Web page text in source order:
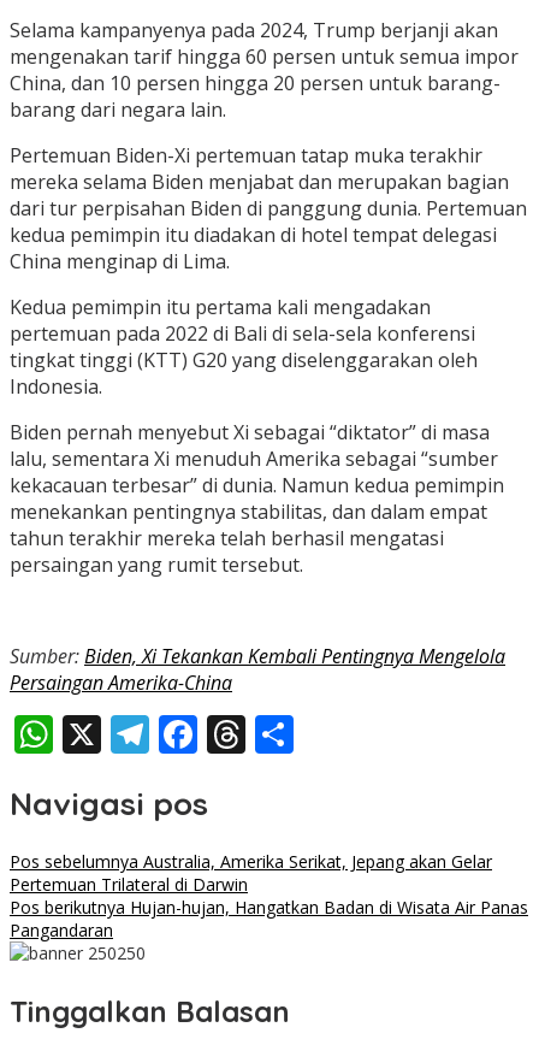
Selama kampanyenya pada 2024, Trump berjanji akan
mengenakan tarif hingga 60 persen untuk semua impor
China, dan 10 persen hingga 20 persen untuk barang-
barang dari negara lain.
Pertemuan Biden-Xi pertemuan tatap muka terakhir
mereka selama Biden menjabat dan merupakan bagian
dari tur perpisahan Biden di panggung dunia. Pertemuan
kedua pemimpin itu diadakan di hotel tempat delegasi
China menginap di Lima.
Kedua pemimpin itu pertama kali mengadakan
pertemuan pada 2022 di Bali di sela-sela konferensi
tingkat tinggi (KTT) G20 yang diselenggarakan oleh
Indonesia.
Biden pernah menyebut Xi sebagai “diktator” di masa
lalu, sementara Xi menuduh Amerika sebagai “sumber
kekacauan terbesar” di dunia. Namun kedua pemimpin
menekankan pentingnya stabilitas, dan dalam empat
tahun terakhir mereka telah berhasil mengatasi
persaingan yang rumit tersebut.
Sumber:Biden, Xi Tekankan Kembali Pentingnya Mengelola
Persaingan Amerika-China
WhatsApp
X Telegram
Facebook
Threads
Navigasi pos
Pos sebelumnya Australia, Amerika Serikat, Jepang akan Gelar
Pertemuan Trilateral di Darwin
Pos berikutnya Hujan-hujan, Hangatkan Badan di Wisata Air Panas
Pangandaran
Tinggalkan Balasan